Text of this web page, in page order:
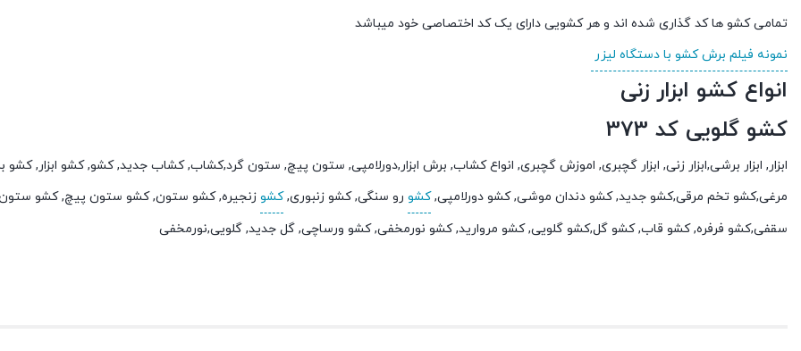
تمامی کشو ها کد گذاری شده اند و هر کشویی دارای یک کد اختصاصی خود میباشد
نمونه فیلم برش کشو با دستگاه لیزر
انواع کشو ابزار زنی
کشو گلویی کد 373
ابزار, ابزار برشی,ابزار زنی, ابزار گچبری, اموزش گچبری, انواع کشاب, برش ابزار,دورلامپی, ستون پیچ, ستون گرد,کشاب, کشاب جدید, کشو, کشو ابزار,
مرغی,کشو تخم مرقی,کشو جدید, کشو دندان موشی, کشو دورلامپی,کشو رو سنگی, کشو زنبوری,کشو زنجیره, کشو ستون, کشو ستون پیچ, کشو
سقفی,کشو فرفره, کشو قاب, کشو گل,کشو گلویی, کشو مروارید, کشو نورمخفی, کشو ورساچی, گل جدید, گلویی,نورمخفی